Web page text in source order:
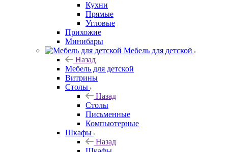
Кухни
Прямые
Угловые
Прихожие
Минибары
Мебель для детской
Назад
Мебель для детской
Витрины
Столы
Назад
Столы
Письменные
Компьютерные
Шкафы
Назад